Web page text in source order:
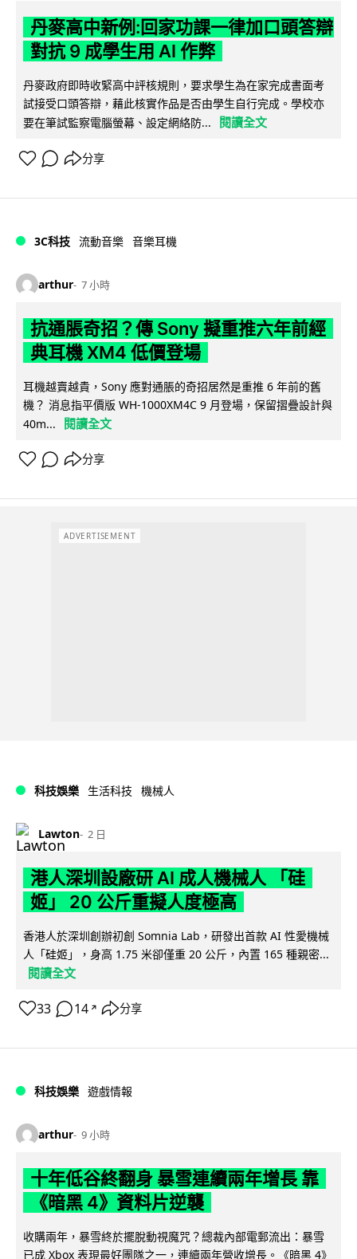
丹麥高中新例:回家功課一律加口頭答辯
對抗 9 成學生用 AI 作弊
丹麥政府即時收緊高中評核規則，要求學生為在家完成書面考
試接受口頭答辯，藉此核實作品是否由學生自行完成。學校亦
要在筆試監察電腦螢幕、設定網絡防...
閱讀全文
分享
3C科技 流動音樂 音樂耳機
arthur 7 小時
抗通脹奇招？傳 Sony 擬重推六年前經
典耳機 XM4 低價登場
耳機越賣越貴，Sony 應對通脹的奇招居然是重推 6 年前的舊
機？ 消息指平價版 WH-1000XM4C 9 月登場，保留摺疊設計與
40m...
閱讀全文
分享
ADVERTISEMENT
科技娛樂 生活科技 機械人
Lawton 2 日
港人深圳設廠研 AI 成人機械人 「硅
姬」 20 公斤重擬人度極高
香港人於深圳創辦初創 Somnia Lab，研發出首款 AI 性愛機械
人「硅姬」，身高 1.75 米卻僅重 20 公斤，內置 165 種親密...
閱讀全文
33 14 ↗ 分享
科技娛樂 遊戲情報
arthur 9 小時
十年低谷終翻身 暴雪連續兩年增長 靠
《暗黑 4》資料片逆襲
收購兩年，暴雪終於擺脫動視魔咒？總裁內部電郵流出：暴雪
已成 Xbox 表現最好團隊之一，連續兩年營收增長。《暗黑 4》